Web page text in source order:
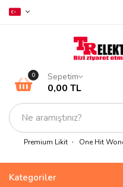
Premium Likit One Hit
0 Sepetim
0,00 TL
Kategoriler